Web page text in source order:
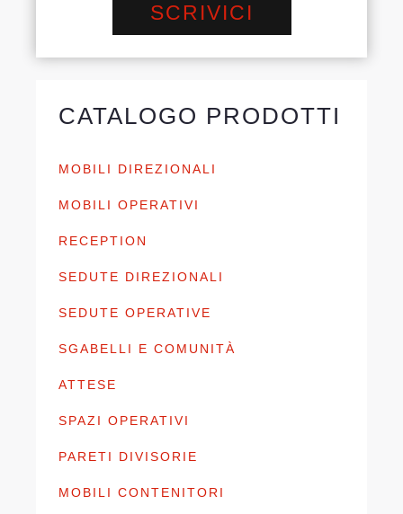
SCRIVICI
CATALOGO PRODOTTI
MOBILI DIREZIONALI
MOBILI OPERATIVI
RECEPTION
SEDUTE DIREZIONALI
SEDUTE OPERATIVE
SGABELLI E COMUNITÀ
ATTESE
SPAZI OPERATIVI
PARETI DIVISORIE
MOBILI CONTENITORI